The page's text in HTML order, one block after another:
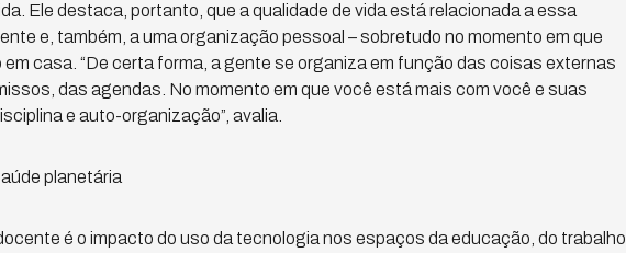
Ele destaca, portanto, que a qualidade de vida está relacionada a essa
e, também, a uma organização pessoal – sobretudo no momento em que
casa. “De certa forma, a gente se organiza em função das coisas externas
das agendas. No momento em que você está mais com você e suas
e auto-organização”, avalia.
planetária
é o impacto do uso da tecnologia nos espaços da educação, do trabalho